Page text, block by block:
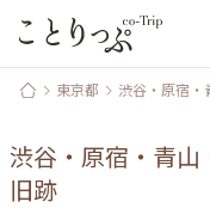
東京都 渋谷・原宿・
渋谷・原宿・青山
旧跡